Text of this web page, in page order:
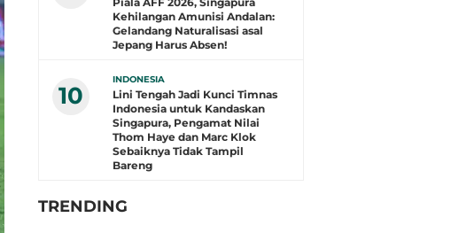
Kehilangan Amunisi Andalan:
Gelandang Naturalisasi asal
Jepang Harus Absen!
10
INDONESIA
Lini Tengah Jadi Kunci Timnas
Indonesia untuk Kandaskan
Singapura, Pengamat Nilai
Thom Haye dan Marc Klok
Sebaiknya Tidak Tampil
Bareng
TRENDING